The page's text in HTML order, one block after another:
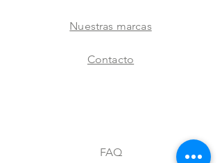
Nuestras marcas
Contacto
FAQ